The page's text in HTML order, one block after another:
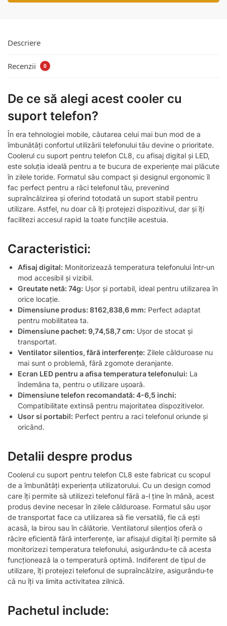
Descriere
Recenzii 0
De ce să alegi acest cooler cu
suport telefon?
În era tehnologiei mobile, căutarea celui mai bun mod de a
îmbunătăți confortul utilizării telefonului tău devine o prioritate.
Coolerul cu suport pentru telefon CL8, cu afisaj digital și LED,
este soluția ideală pentru a te bucura de experiențe mai plăcute
în zilele toride. Formatul său compact și designul ergonomic îl
fac perfect pentru a răci telefonul tău, prevenind
supraîncălzirea și oferind totodată un suport stabil pentru
utilizare. Astfel, nu doar că îți protejezi dispozitivul, dar și îți
facilitezi accesul rapid la toate funcțiile acestuia.
Caracteristici:
Afisaj digital: Monitorizează temperatura telefonului într-un
mod accesibil și vizibil.
Greutate netă: 74g: Ușor și portabil, ideal pentru utilizarea în
orice locație.
Dimensiune produs: 8162,838,6 mm: Perfect adaptat
pentru mobilitatea ta.
Dimensiune pachet: 9,74,58,7 cm: Ușor de stocat și
transportat.
Ventilator silentios, fără interferențe: Zilele călduroase nu
mai sunt o problemă, fără zgomote deranjante.
Ecran LED pentru a afisa temperatura telefonului: La
îndemâna ta, pentru o utilizare ușoară.
Dimensiune telefon recomandată: 4-6,5 inchi:
Compatibilitate extinsă pentru majoritatea dispozitivelor.
Usor si portabil: Perfect pentru a raci telefonul oriunde și
oricând.
Detalii despre produs
Coolerul cu suport pentru telefon CL8 este fabricat cu scopul
de a îmbunătăți experiența utilizatorului. Cu un design comod
care îți permite să utilizezi telefonul fără a-l ține în mână, acest
produs devine necesar în zilele călduroase. Formatul său ușor
de transportat face ca utilizarea să fie versatilă, fie că ești
acasă, la birou sau în călătorie. Ventilatorul silențios oferă o
răcire eficientă fără interferențe, iar afisajul digital îți permite să
monitorizezi temperatura telefonului, asigurându-te că acesta
funcționează la o temperatură optimă. Indiferent de tipul de
utilizare, îți protejezi telefonul de supraîncălzire, asigurându-te
că nu îți va limita activitatea zilnică.
Pachetul include: